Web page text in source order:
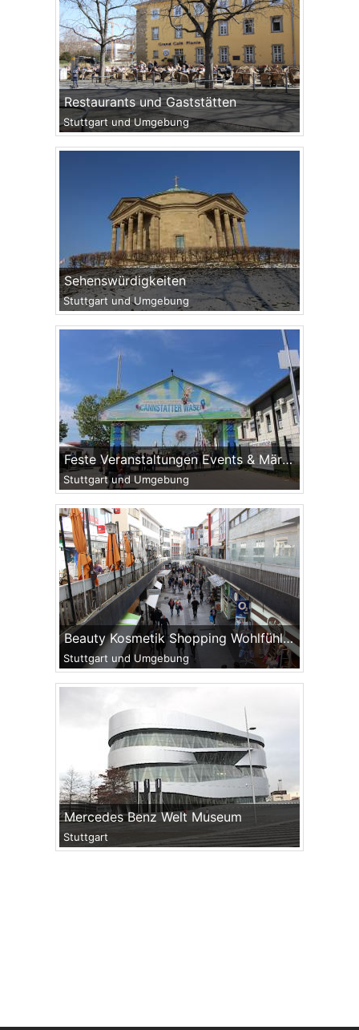
Restaurants und Gaststätten
Stuttgart und Umgebung
Sehenswürdigkeiten
Stuttgart und Umgebung
Feste Veranstaltungen Events & Märkte
Stuttgart und Umgebung
Beauty Kosmetik Shopping Wohlfühlen
Stuttgart und Umgebung
Mercedes Benz Welt Museum
Stuttgart